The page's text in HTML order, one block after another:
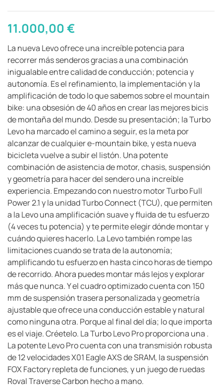
11.000,00€
La nueva Levo ofrece una increíble potencia para
recorrer más senderos gracias a una combinación
inigualable entre calidad de conducción; potencia y
autonomía. Es el refinamiento, la implementación y la
amplificación de todo lo que sabemos sobre el mountain
bike: una obsesión de 40 años en crear las mejores bicis
de montaña del mundo. Desde su presentación; la Turbo
Levo ha marcado el camino a seguir, es la meta por
alcanzar de cualquier e-mountain bike, y esta nueva
bicicleta vuelve a subir el listón. Una potente
combinación de asistencia de motor, chasis, suspensión
y geometría para hacer del sendero una increíble
experiencia. Empezando con nuestro motor Turbo Full
Power 2.1 y la unidad Turbo Connect (TCU), que permiten
a la Levo una amplificación suave y fluida de tu esfuerzo
(4 veces tu potencia) y te permite elegir dónde montar y
cuándo quieres hacerlo. La Levo también rompe las
limitaciones cuando se trata de la autonomía;
amplificando tu esfuerzo en hasta cinco horas de tiempo
de recorrido. Ahora puedes montar más lejos y explorar
más que nunca. Y el cuadro optimizado cuenta con 150
mm de suspensión trasera personalizada y geometría
ajustable que ofrece una conducción estable y natural
como ninguna otra. Porque al final del día; lo que importa
es el viaje. Créetelo. La Turbo Levo Pro proporciona una .
La potente Levo Pro cuenta con una transmisión robusta
de 12 velocidades X01 Eagle AXS de SRAM, la suspensión
FOX Factory repleta de funciones, y un juego de ruedas
Roval Traverse Carbon hecho a mano.